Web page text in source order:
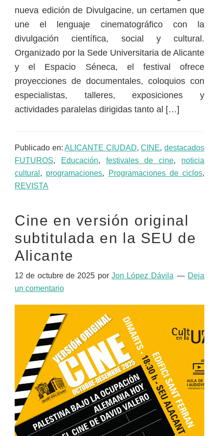
nueva edición de Divulgacine, un certamen que
une el lenguaje cinematográfico con la
divulgación científica, social y cultural.
Organizado por la Sede Universitaria de Alicante
y el Espacio Séneca, el festival ofrece
proyecciones de documentales, coloquios con
especialistas, talleres, exposiciones y
actividades paralelas dirigidas tanto al […]
Publicado en:ALICANTE CIUDAD,CINE,destacados
FUTUROS, Educación, festivales de cine, noticia
cultural , programaciones, Programaciones de ciclos,
REVISTA
Cine en versión original
subtitulada en la SEU de
Alicante
12 de octubre de 2025 porJon López Dávila
Deja
un comentario